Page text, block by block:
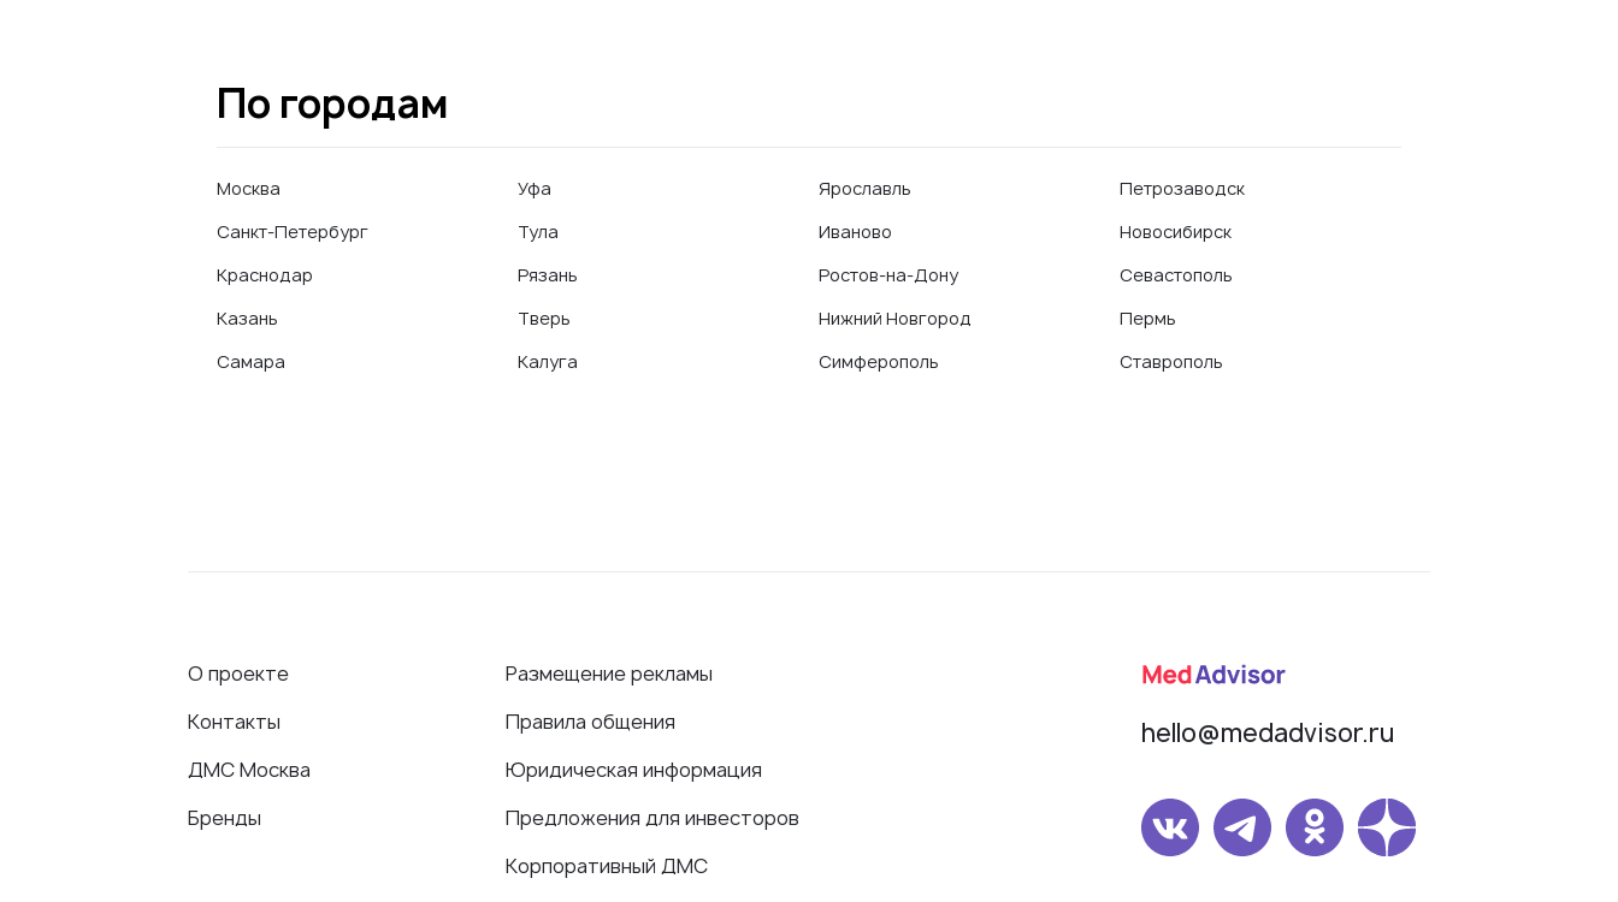
По городам
Москва
Санкт-Петербург
Краснодар
Казань
Самара
Уфа
Тула
Рязань
Тверь
Калуга
Ярославль
Иваново
Ростов-на-Дону
Нижний Новгород
Симферополь
Петрозаводск
Новосибирск
Севастополь
Пермь
Ставрополь
О проекте
Контакты
ДМС Москва
Бренды
Размещение рекламы
Правила общения
Юридическая информация
Предложения для инвесторов
Корпоративный ДМС
hello@medadvisor.ru